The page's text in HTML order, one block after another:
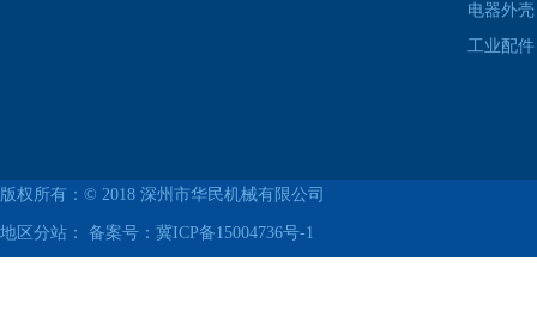
电器外壳
工业配件
版权所有：© 2018 深州市华民机械有限公司
地区分站： 备案号： 冀ICP备15004736号-1